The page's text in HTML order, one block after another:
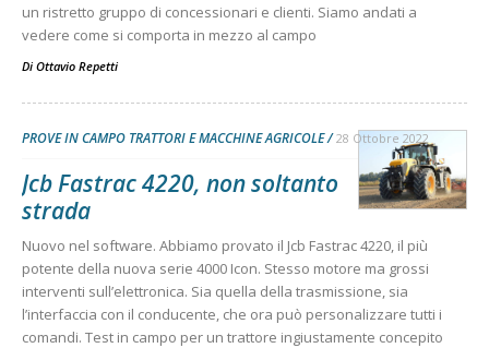
un ristretto gruppo di concessionari e clienti. Siamo andati a
vedere come si comporta in mezzo al campo
Di Ottavio Repetti
PROVE IN CAMPO TRATTORI E MACCHINE AGRICOLE 28 Ottobre 2022
Jcb Fastrac 4220, non soltanto
strada
Nuovo nel software. Abbiamo provato il Jcb Fastrac 4220, il più
potente della nuova serie 4000 Icon. Stesso motore ma grossi
interventi sull’elettronica. Sia quella della trasmissione, sia
l’interfaccia con il conducente, che ora può personalizzare tutti i
comandi. Test in campo per un trattore ingiustamente concepito